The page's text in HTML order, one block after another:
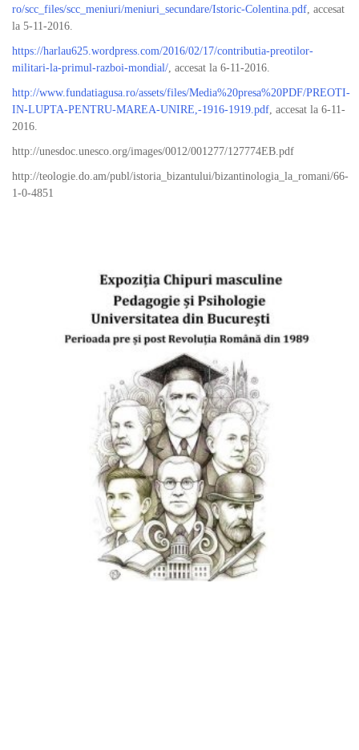
ro/scc_files/scc_meniuri/meniuri_secundare/Istoric-Colentina.pdf, accesat
la 5-11-2016.
https://harlau625.wordpress.com/2016/02/17/contributia-preotilor-
militari-la-primul-razboi-mondial/, accesat la 6-11-2016.
http://www.fundatiagusa.ro/assets/files/Media%20presa%20PDF/PREOTI-
IN-LUPTA-PENTRU-MAREA-UNIRE,-1916-1919.pdf, accesat la 6-11-
2016.
http://unesdoc.unesco.org/images/0012/001277/127774EB.pdf
http://teologie.do.am/publ/istoria_bizantului/bizantinologia_la_romani/66-
1-0-4851